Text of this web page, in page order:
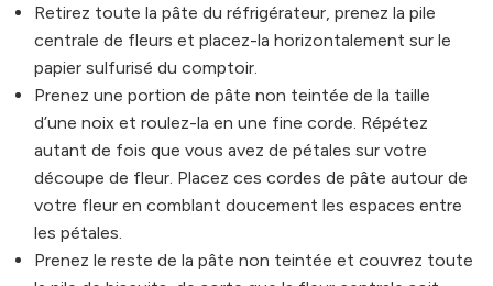
Retirez toute la pâte du réfrigérateur, prenez la pile
centrale de fleurs et placez-la horizontalement sur le
papier sulfurisé du comptoir.
Prenez une portion de pâte non teintée de la taille
d’une noix et roulez-la en une fine corde. Répétez
autant de fois que vous avez de pétales sur votre
découpe de fleur. Placez ces cordes de pâte autour de
votre fleur en comblant doucement les espaces entre
les pétales.
Prenez le reste de la pâte non teintée et couvrez toute